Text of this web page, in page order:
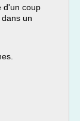
d'un coup
un